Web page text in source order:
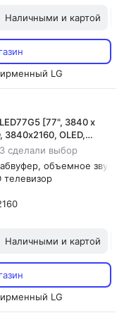
Наличными и картой
LG
[77", 3840 x
3840х2160, OLED,
сделали выбор
объемное
телевизор
Наличными и картой
LG